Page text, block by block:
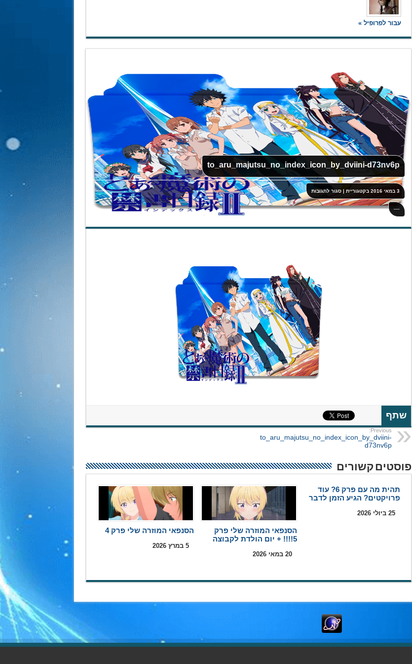
עבור לפרופיל »
to_aru_majutsu_no_index_icon_by_dviini-d73nv6p
3 במאי 2016 בקטגוריית|סגור לתגובותעל
to_aru_majutsu_no_index_icon_by_dviini-
d73nv6p
----
שתף
Previous:
to_aru_majutsu_no_index_icon_by_dviini-
d73nv6p
פוסטים קשורים
תהית מה עם פרק 6? עוד
פרויקטים? הגיע הזמן לדבר
25 ביולי 2026
הסנפאי המוזרה שלי פרק
5!!!! + יום הולדת לקבוצה
20 במאי 2026
הסנפאי המוזרה שלי פרק 4
5 במרץ 2026